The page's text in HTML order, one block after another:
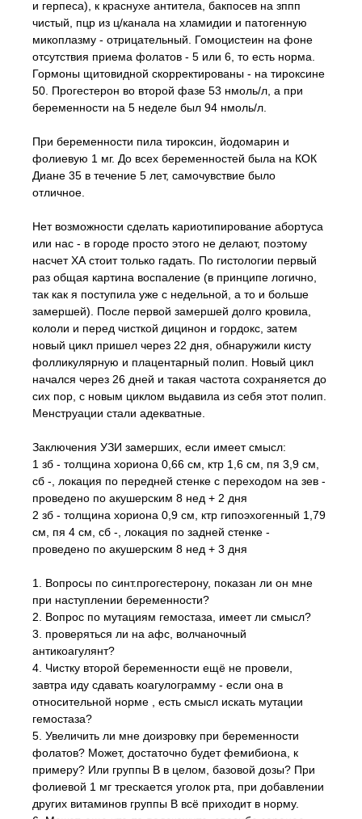
и герпеса), к краснухе антитела, бакпосев на зппп
чистый, пцр из ц/канала на хламидии и патогенную
микоплазму - отрицательный. Гомоцистеин на фоне
отсутствия приема фолатов - 5 или 6, то есть норма.
Гормоны щитовидной скорректированы - на тироксине
50. Прогестерон во второй фазе 53 нмоль/л, а при
беременности на 5 неделе был 94 нмоль/л.
При беременности пила тироксин, йодомарин и
фолиевую 1 мг. До всех беременностей была на КОК
Диане 35 в течение 5 лет, самочувствие было
отличное.
Нет возможности сделать кариотипирование абортуса
или нас - в городе просто этого не делают, поэтому
насчет ХА стоит только гадать. По гистологии первый
раз общая картина воспаление (в принципе логично,
так как я поступила уже с недельной, а то и больше
замершей). После первой замершей долго кровила,
кололи и перед чисткой дицинон и гордокс, затем
новый цикл пришел через 22 дня, обнаружили кисту
фолликулярную и плацентарный полип. Новый цикл
начался через 26 дней и такая частота сохраняется до
сих пор, с новым циклом выдавила из себя этот полип.
Менструации стали адекватные.
Заключения УЗИ замерших, если имеет смысл:
1 зб - толщина хориона 0,66 см, ктр 1,6 см, пя 3,9 см,
сб -, локация по передней стенке с переходом на зев -
проведено по акушерским 8 нед + 2 дня
2 зб - толщина хориона 0,9 см, ктр гипоэхогенный 1,79
см, пя 4 см, сб -, локация по задней стенке -
проведено по акушерским 8 нед + 3 дня
1. Вопросы по синт.прогестерону, показан ли он мне
при наступлении беременности?
2. Вопрос по мутациям гемостаза, имеет ли смысл?
3. проверяться ли на афс, волчаночный
антикоагулянт?
4. Чистку второй беременности ещё не провели,
завтра иду сдавать коагулограмму - если она в
относительной норме , есть смысл искать мутации
гемостаза?
5. Увеличить ли мне доизровку при беременности
фолатов? Может, достаточно будет фемибиона, к
примеру? Или группы В в целом, базовой дозы? При
фолиевой 1 мг трескается уголок рта, при добавлении
других витаминов группы В всё приходит в норму.